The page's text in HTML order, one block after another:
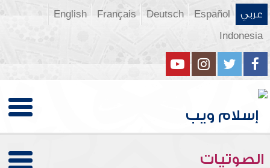
عربي Español
Deutsch
Français
English
Indonesia
الصوتيات